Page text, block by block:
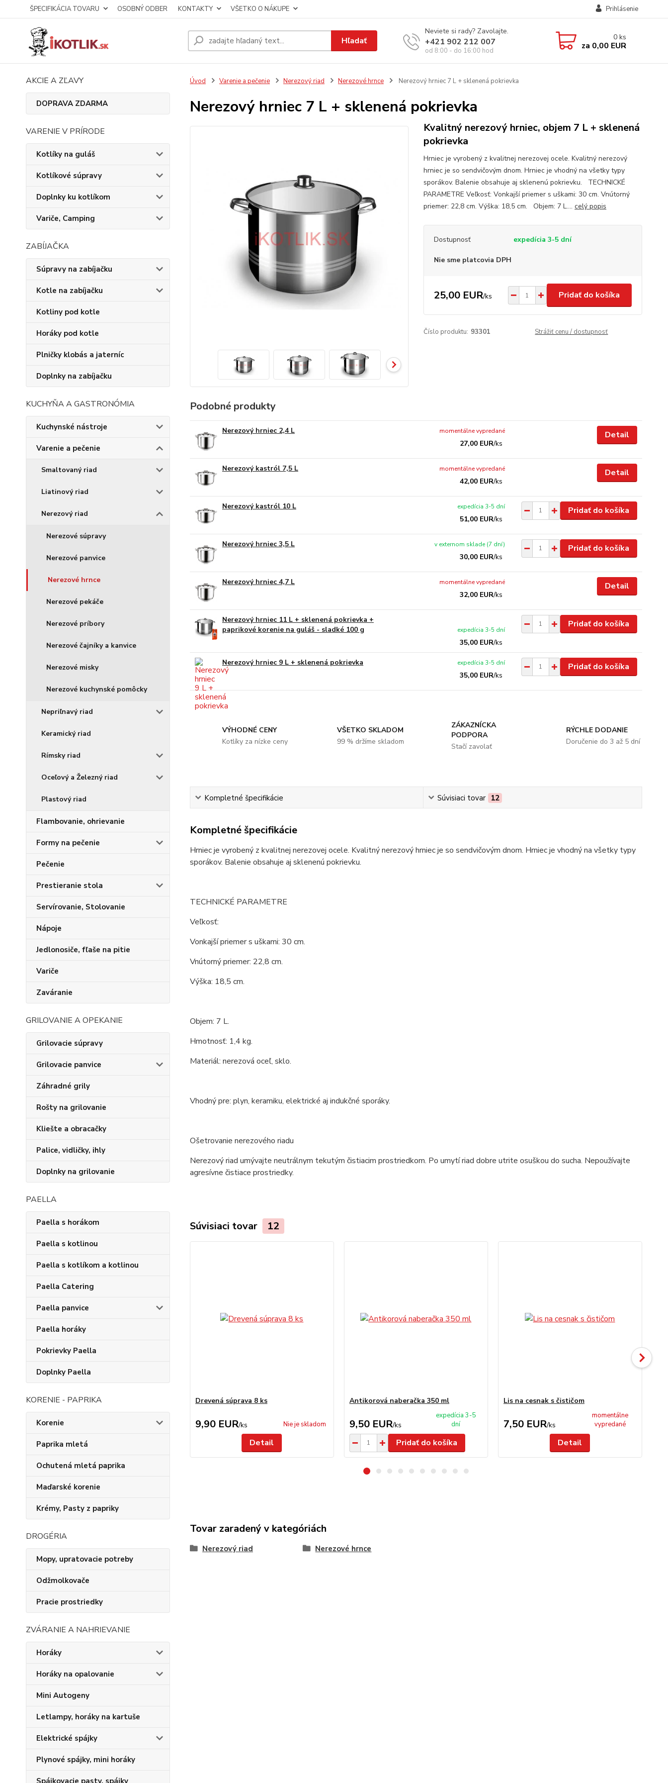
ŠPECIFIKÁCIA TOVARU OSOBNÝ ODBER KONTAKTY VŠETKO O NÁKUPE Prihlásenie
Hľadať
Neviete si rady? Zavolajte.
+421 902 212 007
od 8:00 - do 16:00 hod
0 ks
za 0,00 EUR
AKCIE A ZĽAVY
DOPRAVA ZDARMA
VARENIE V PRÍRODE
Kotlíky na guláš
Kotlíkové súpravy
Doplnky ku kotlíkom
Variče, Camping
ZABÍJAČKA
Súpravy na zabíjačku
Kotle na zabíjačku
Kotliny pod kotle
Horáky pod kotle
Plničky klobás a jaterníc
Doplnky na zabíjačku
KUCHYŇA A GASTRONÓMIA
Kuchynské nástroje
Varenie a pečenie
Smaltovaný riad
Liatinový riad
Nerezový riad
Nerezové súpravy
Nerezové panvice
Nerezové hrnce
Nerezové pekáče
Nerezové príbory
Nerezové čajníky a kanvice
Nerezové misky
Nerezové kuchynské pomôcky
Nepriľnavý riad
Keramický riad
Rímsky riad
Oceľový a Železný riad
Plastový riad
Flambovanie, ohrievanie
Formy na pečenie
Pečenie
Prestieranie stola
Servírovanie, Stolovanie
Nápoje
Jedlonosiče, fľaše na pitie
Variče
Zaváranie
GRILOVANIE A OPEKANIE
Grilovacie súpravy
Grilovacie panvice
Záhradné grily
Rošty na grilovanie
Kliešte a obracačky
Palice, vidličky, ihly
Doplnky na grilovanie
PAELLA
Paella s horákom
Paella s kotlinou
Paella s kotlíkom a kotlinou
Paella Catering
Paella panvice
Paella horáky
Pokrievky Paella
Doplnky Paella
KORENIE - PAPRIKA
Korenie
Paprika mletá
Ochutená mletá paprika
Maďarské korenie
Krémy, Pasty z papriky
DROGÉRIA
Mopy, upratovacie potreby
Odžmolkovače
Pracie prostriedky
ZVÁRANIE A NAHRIEVANIE
Horáky
Horáky na opalovanie
Mini Autogeny
Letlampy, horáky na kartuše
Elektrické spájky
Plynové spájky, mini horáky
Spájkovacie pasty, spájky
Úvod Varenie a pečenie Nerezový riad Nerezové hrnce Nerezový hrniec 7 L + sklenená pokrievka
Nerezový hrniec 7 L + sklenená pokrievka
Kvalitný nerezový hrniec, objem 7 L + sklenená
pokrievka
Hrniec je vyrobený z kvalitnej nerezovej ocele. Kvalitný nerezový
hrniec je so sendvičovým dnom. Hrniec je vhodný na všetky typy
sporákov. Balenie obsahuje aj sklenenú pokrievku. TECHNICKÉ
PARAMETRE Veľkosť: Vonkajší priemer s uškami: 30 cm. Vnútorný
priemer: 22,8 cm. Výška: 18,5 cm. Objem: 7 L.... celý popis
Dostupnosť expedícia 3-5 dní
Nie sme platcovia DPH
25,00 EUR/ks Pridať do košíka
Číslo produktu: 93301 Strážiť cenu / dostupnosť
Podobné produkty
Nerezový hrniec 2,4 L
27,00 EUR/ks
momentálne vypredané Detail
Nerezový kastról 7,5 L
42,00 EUR/ks
momentálne vypredané Detail
Nerezový kastról 10 L
51,00 EUR/ks
expedícia 3-5 dní Pridať do košíka
Nerezový hrniec 3,5 L
30,00 EUR/ks
v externom sklade (7 dní) Pridať do košíka
Nerezový hrniec 4,7 L
32,00 EUR/ks
momentálne vypredané Detail
Nerezový hrniec 11 L + sklenená pokrievka +
paprikové korenie na guláš - sladké 100 g
35,00 EUR/ks
expedícia 3-5 dní
Pridať do košíka
Nerezový hrniec 9 L + sklenená pokrievka
35,00 EUR/ks
expedícia 3-5 dní Pridať do košíka
VÝHODNÉ CENY
Kotlíky za nízke ceny
VŠETKO SKLADOM
99 % držíme skladom
ZÁKAZNÍCKA
PODPORA
Stačí zavolať
RÝCHLE DODANIE
Doručenie do 3 až 5 dní
Kompletné špecifikácie Súvisiaci tovar 12
Kompletné špecifikácie
Hrniec je vyrobený z kvalitnej nerezovej ocele. Kvalitný nerezový hrniec je so sendvičovým dnom. Hrniec je vhodný na všetky typy
sporákov. Balenie obsahuje aj sklenenú pokrievku.
TECHNICKÉ PARAMETRE
Veľkosť:
Vonkajší priemer s uškami: 30 cm.
Vnútorný priemer: 22,8 cm.
Výška: 18,5 cm.
Objem: 7 L.
Hmotnosť: 1,4 kg.
Materiál: nerezová oceľ, sklo.
Vhodný pre: plyn, keramiku, elektrické aj indukčné sporáky.
Ošetrovanie nerezového riadu
Nerezový riad umývajte neutrálnym tekutým čistiacim prostriedkom. Po umytí riad dobre utrite osuškou do sucha. Nepoužívajte
agresívne čistiace prostriedky.
Súvisiaci tovar 12
Drevená súprava 8 ks
9,90 EUR/ks Nie je skladom
Detail
Antikorová naberačka 350 ml
9,50 EUR/ks
expedícia 3-5
dní
Pridať do košíka
Lis na cesnak s čističom
7,50 EUR/ks
momentálne
vypredané
Detail
Tovar zaradený v kategóriách
Nerezový riad Nerezové hrnce